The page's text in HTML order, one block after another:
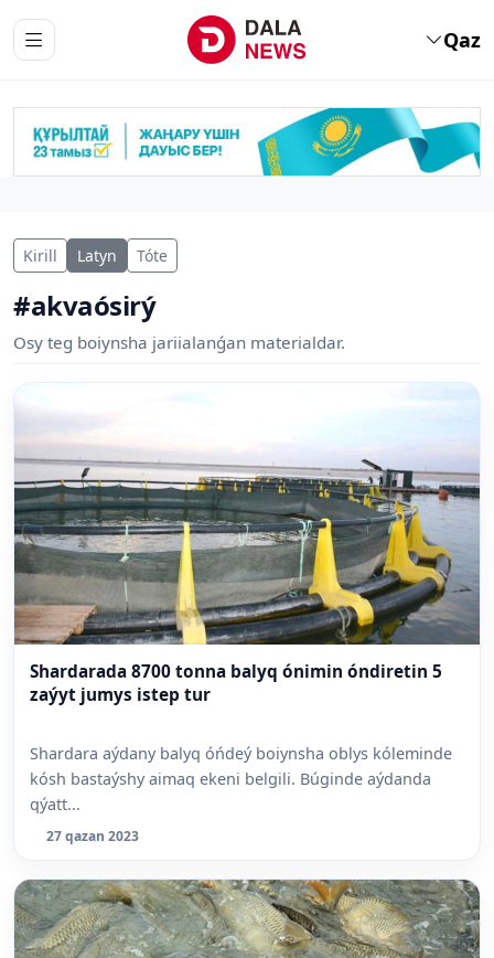
Qaz
Kirill Latyn Tóte
#akvaósirý
Osy teg boiynsha jariialanǵan materialdar.
Shardarada 8700 tonna balyq ónimin óndiretin 5
zaýyt jumys istep tur
Shardara aýdany balyq óńdeý boiynsha oblys kóleminde
kósh bastaýshy aimaq ekeni belgili. Búginde aýdanda
qýatt...
27 qazan 2023